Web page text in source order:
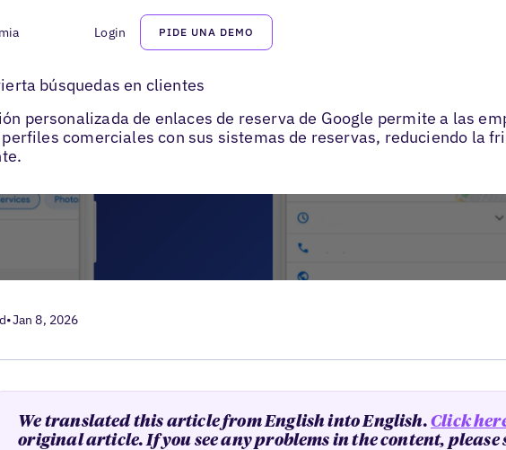
Login PIDE UNA DEMO
Business Profile Bookings
búsquedas en clientes
personalizada de enlaces de reserva de Google permite a las
comerciales con sus sistemas de reservas, reduciendo la
•Jan 8, 2026
We translated this article from English into English. Click
original article. If you see any problems in the content, please